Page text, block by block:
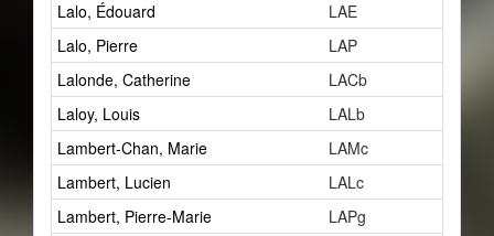
Lalo, Édouard
LAE
Lalo, Pierre
LAP
Lalonde, Catherine
LACb
Laloy, Louis
LALb
Lambert-Chan, Marie
LAMc
Lambert, Lucien
LALc
Lambert, Pierre-Marie
LAPg